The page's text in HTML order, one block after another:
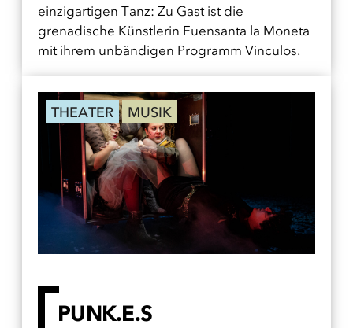
einzigartigen Tanz: Zu Gast ist die
grenadische Künstlerin Fuensanta la Moneta
mit ihrem unbändigen Programm Vinculos.
THEATER MUSIK
PUNK.E.S